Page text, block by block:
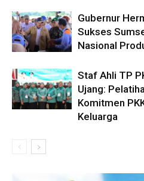
Gubernur
Sukses
Nasional
Staf Ahli TP
Ujang:
Komitmen
Keluarga